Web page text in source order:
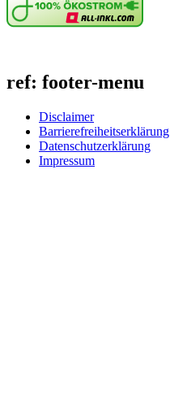
ref: footer-menu
Disclaimer
Barrierefreiheitserklärung
Datenschutzerklärung
Impressum